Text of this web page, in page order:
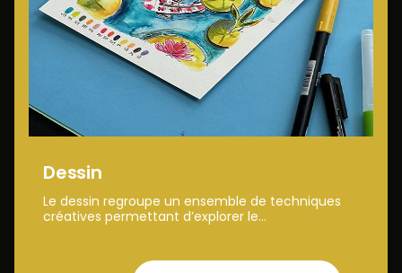
Dessin
Le dessin regroupe un ensemble de techniques
créatives permettant d’explorer le...